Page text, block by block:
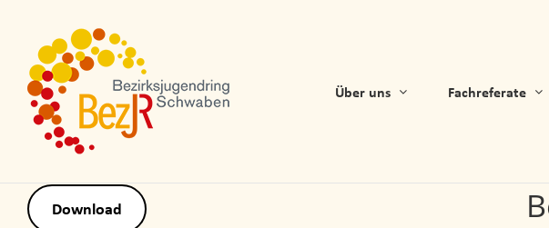
Über uns Fachreferate
Download